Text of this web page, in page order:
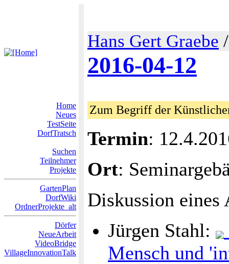
Hans Gert Graebe
2016-04-12
Home
Neues
TestSeite
DorfTratsch
Suchen
Teilnehmer
Projekte
GartenPlan
DorfWiki
OrdnerProjekte_alt
Dörfer
NeueArbeit
VideoBridge
VillageInnovationTalk
Zum Begriff der
Termin:
Ort:
Diskussion eines
Jürgen Stahl:
Mensch und